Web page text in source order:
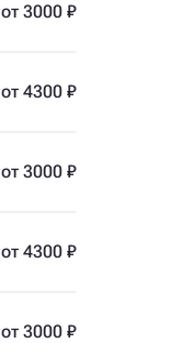
от 3000 ₽
от 4300 ₽
от 3000 ₽
от 4300 ₽
от 3000 ₽